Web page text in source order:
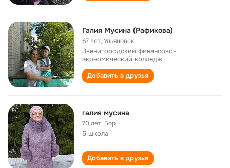
Галия Мусина (Рафикова)
67 лет,Ульяновск
Звенигородский финансово-
экономический колледж
Добавить в друзья
галия мусина
70 лет, Бор
5 школа
Добавить в друзья